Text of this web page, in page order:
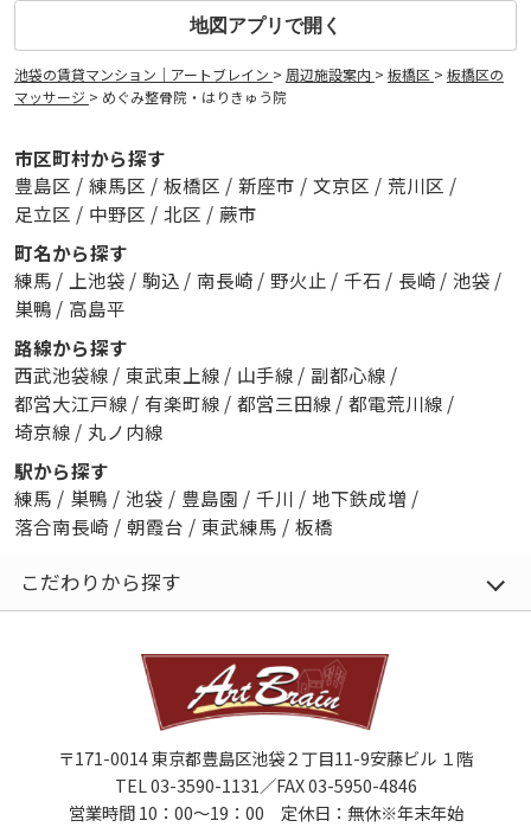
地図アプリで開く
池袋の賃貸マンション｜アートブレイン > 周辺施設案内 > 板橋区 > 板橋区の
マッサージ > めぐみ整骨院・はりきゅう院
市区町村から探す
豊島区 / 練馬区 / 板橋区 / 新座市 / 文京区 / 荒川区 /
足立区 / 中野区 / 北区 / 蕨市
町名から探す
練馬 / 上池袋 / 駒込 / 南長崎 / 野火止 / 千石 / 長崎 / 池袋 /
巣鴨 / 高島平
路線から探す
西武池袋線 / 東武東上線 / 山手線 / 副都心線 /
都営大江戸線 / 有楽町線 / 都営三田線 / 都電荒川線 /
埼京線 / 丸ノ内線
駅から探す
練馬 / 巣鴨 / 池袋 / 豊島園 / 千川 / 地下鉄成増 /
落合南長崎 / 朝霞台 / 東武練馬 / 板橋
こだわりから探す
〒171-0014 東京都豊島区池袋２丁目11-9安藤ビル １階
TEL 03-3590-1131／FAX 03-5950-4846
営業時間 10：00～19：00 定休日：無休※年末年始